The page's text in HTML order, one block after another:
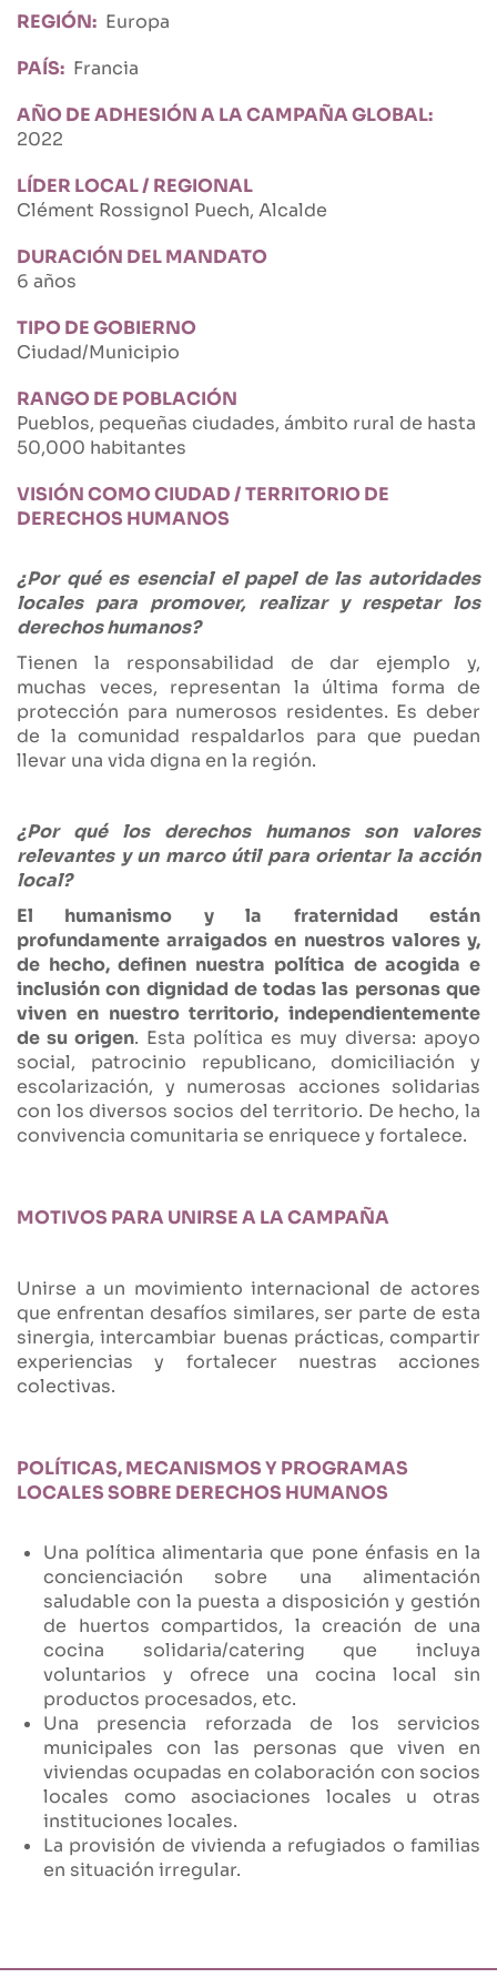
REGIÓN
Europa
PAÍS
Francia
AÑO DE ADHESIÓN A LA CAMPAÑA GLOBAL
2022
LÍDER LOCAL / REGIONAL
Clément Rossignol Puech, Alcalde
DURACIÓN DEL MANDATO
6 años
TIPO DE GOBIERNO
Ciudad/Municipio
RANGO DE POBLACIÓN
Pueblos, pequeñas ciudades, ámbito rural de hasta
50,000 habitantes
VISIÓN COMO CIUDAD / TERRITORIO DE
DERECHOS HUMANOS
¿Por qué es esencial el papel de las autoridades
locales para promover, realizar y respetar los
derechos humanos?
Tienen la responsabilidad de dar ejemplo y,
muchas veces, representan la última forma de
protección para numerosos residentes. Es deber
de la comunidad respaldarlos para que puedan
llevar una vida digna en la región.
¿Por qué los derechos humanos son valores
relevantes y un marco útil para orientar la acción
local?
El humanismo y la fraternidad están
profundamente arraigados en nuestros valores y,
de hecho, definen nuestra política de acogida e
inclusión con dignidad de todas las personas que
viven en nuestro territorio, independientemente
de su origen. Esta política es muy diversa: apoyo
social, patrocinio republicano, domiciliación y
escolarización, y numerosas acciones solidarias
con los diversos socios del territorio. De hecho, la
convivencia comunitaria se enriquece y fortalece.
MOTIVOS PARA UNIRSE A LA CAMPAÑA
Unirse a un movimiento internacional de actores
que enfrentan desafíos similares, ser parte de esta
sinergia, intercambiar buenas prácticas, compartir
experiencias y fortalecer nuestras acciones
colectivas.
POLÍTICAS, MECANISMOS Y PROGRAMAS
LOCALES SOBRE DERECHOS HUMANOS
Una política alimentaria que pone énfasis en la
concienciación sobre una alimentación
saludable con la puesta a disposición y gestión
de huertos compartidos, la creación de una
cocina solidaria/catering que incluya
voluntarios y ofrece una cocina local sin
productos procesados, etc.
Una presencia reforzada de los servicios
municipales con las personas que viven en
viviendas ocupadas en colaboración con socios
locales como asociaciones locales u otras
instituciones locales.
La provisión de vivienda a refugiados o familias
en situación irregular.